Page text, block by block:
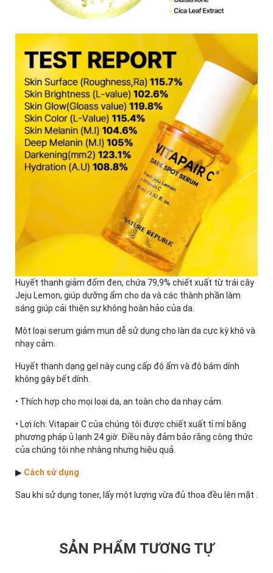
Huyết thanh giảm đốm đen, chứa 79,9% chiết xuất từ trái cây
Jeju Lemon, giúp dưỡng ẩm cho da và các thành phần làm
sáng giúp cải thiện sự không hoàn hảo của da.
Một loại serum giảm mụn dễ sử dụng cho làn da cực kỳ khô và
nhạy cảm.
Huyết thanh dạng gel này cung cấp độ ẩm và độ bám dính
không gây bết dính.
• Thích hợp cho mọi loại da, an toàn cho da nhạy cảm.
• Lợi ích: Vitapair C của chúng tôi được chiết xuất tỉ mỉ bằng
phương pháp ủ lạnh 24 giờ. Điều này đảm bảo rằng công thức
của chúng tôi nhẹ nhàng nhưng hiệu quả.
▶ Cách sử dụng
Sau khi sử dụng toner, lấy một lượng vừa đủ thoa đều lên mặt .
SẢN PHẨM TƯƠNG TỰ